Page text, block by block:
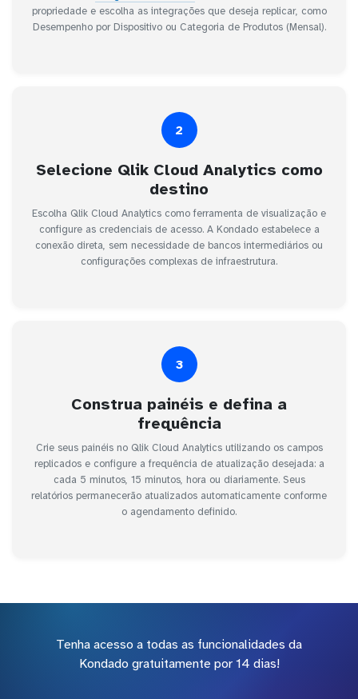
propriedade e escolha as integrações que deseja replicar, como
Desempenho por Dispositivo ou Categoria de Produtos (Mensal).
2
Selecione Qlik Cloud Analytics como
destino
Escolha Qlik Cloud Analytics como ferramenta de visualização e
configure as credenciais de acesso. A Kondado estabelece a
conexão direta, sem necessidade de bancos intermediários ou
configurações complexas de infraestrutura.
3
Construa painéis e defina a
frequência
Crie seus painéis no Qlik Cloud Analytics utilizando os campos
replicados e configure a frequência de atualização desejada: a
cada 5 minutos, 15 minutos, hora ou diariamente. Seus
relatórios permanecerão atualizados automaticamente conforme
o agendamento definido.
Tenha acesso a todas as funcionalidades da
Kondado gratuitamente por 14 dias!